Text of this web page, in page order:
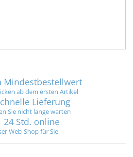
Mindestbestellwert
ab dem ersten Artikel
Lieferung
Sie nicht lange warten
24 Std. online
Web-Shop für Sie